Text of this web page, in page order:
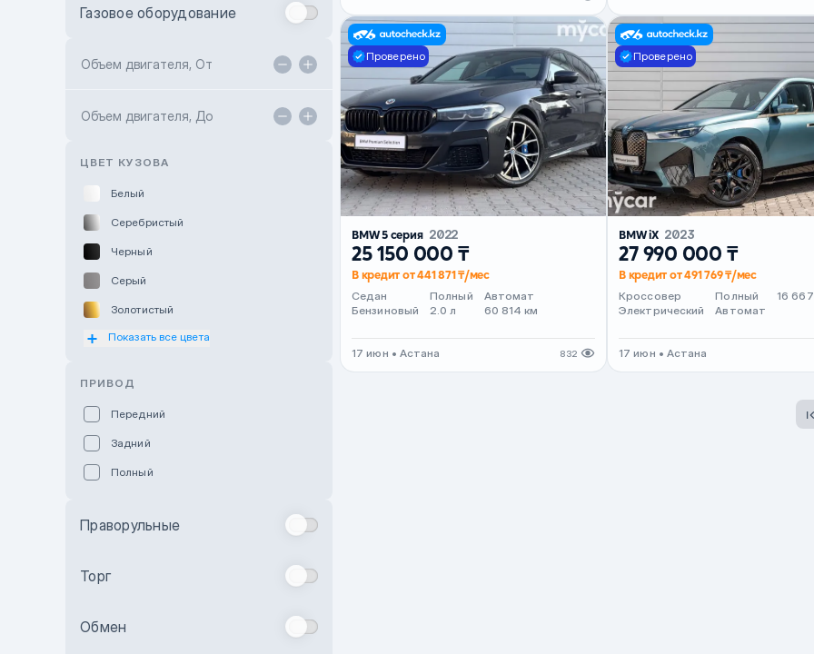
Toyota Kokshetau
Hyundai ShymCity
Газовое оборудование
Объем двигателя, От
Объем двигателя, До
ЦВЕТ КУЗОВА
Белый
Серебристый
Черный
Серый
Золотистый
Оранжевый
Бежевый
Показать все цвета
ПРИВОД
Передний
Задний
Полный
Праворульные
Торг
Обмен
Проверено
BMW 5 серия 2022
25 150 000 ₸
В кредит от 441 871 ₸/мес
Седан
Бензиновый
Полный
2.0 л
Автомат
60 814 км
17 июн • Астана 832
Проверено
BMW iX 2023
27 990 000 ₸
В кредит от 491 769 ₸/мес
Кроссовер
Электрический
Полный
Автомат
16
17 июн • Астана